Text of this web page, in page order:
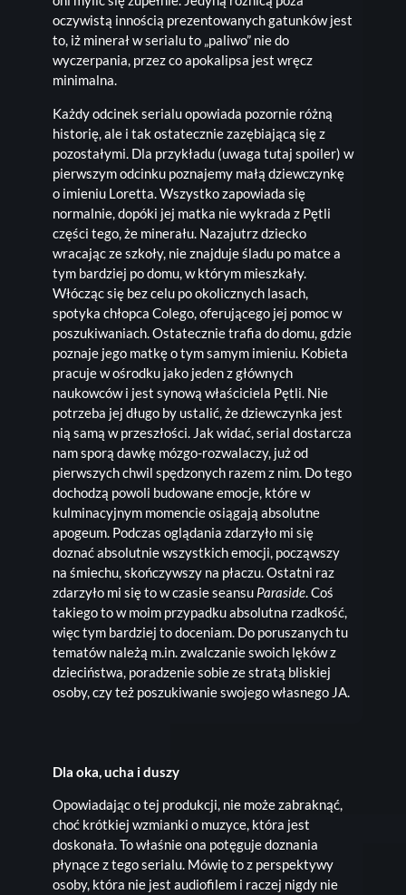
oczywistą innością prezentowanych gatunków jest
to, iż minerał w serialu to „paliwo” nie do
wyczerpania, przez co apokalipsa jest wręcz
minimalna.
Każdy odcinek serialu opowiada pozornie różną
historię, ale i tak ostatecznie zazębiającą się z
pozostałymi. Dla przykładu (uwaga tutaj spoiler) w
pierwszym odcinku poznajemy małą dziewczynkę
o imieniu Loretta. Wszystko zapowiada się
normalnie, dopóki jej matka nie wykrada z Pętli
części tego, że minerału. Nazajutrz dziecko
wracając ze szkoły, nie znajduje śladu po matce a
tym bardziej po domu, w którym mieszkały.
Włócząc się bez celu po okolicznych lasach,
spotyka chłopca Colego, oferującego jej pomoc w
poszukiwaniach. Ostatecznie trafia do domu, gdzie
poznaje jego matkę o tym samym imieniu. Kobieta
pracuje w ośrodku jako jeden z głównych
naukowców i jest synową właściciela Pętli. Nie
potrzeba jej długo by ustalić, że dziewczynka jest
nią samą w przeszłości. Jak widać, serial dostarcza
nam sporą dawkę mózgo-rozwalaczy, już od
pierwszych chwil spędzonych razem z nim. Do tego
dochodzą powoli budowane emocje, które w
kulminacyjnym momencie osiągają absolutne
apogeum. Podczas oglądania zdarzyło mi się
doznać absolutnie wszystkich emocji, począwszy
na śmiechu, skończywszy na płaczu. Ostatni raz
zdarzyło mi się to w czasie seansu Paraside . Coś
takiego to w moim przypadku absolutna rzadkość,
więc tym bardziej to doceniam. Do poruszanych tu
tematów należą m.in. zwalczanie swoich lęków z
dzieciństwa, poradzenie sobie ze stratą bliskiej
osoby, czy też poszukiwanie swojego własnego JA.
Dla oka, ucha i duszy
Opowiadając o tej produkcji, nie może zabraknąć,
choć krótkiej wzmianki o muzyce, która jest
doskonała. To właśnie ona potęguje doznania
płynące z tego serialu. Mówię to z perspektywy
osoby, która nie jest audiofilem i raczej nigdy nie